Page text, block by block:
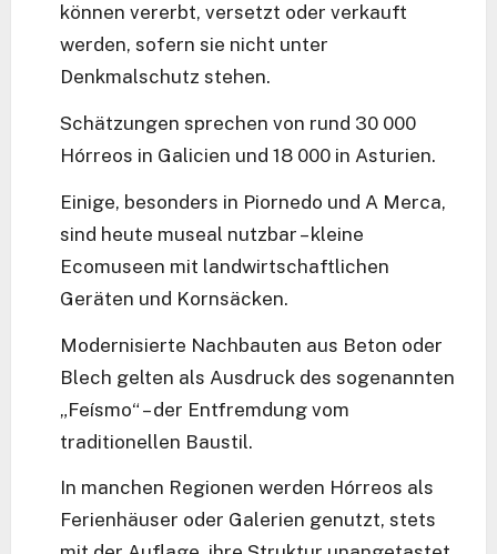
können vererbt, versetzt oder verkauft
werden, sofern sie nicht unter
Denkmalschutz stehen.
Schätzungen sprechen von rund 30 000
Hórreos in Galicien und 18 000 in Asturien.
Einige, besonders in Piornedo und A Merca,
sind heute museal nutzbar – kleine
Ecomuseen mit landwirtschaftlichen
Geräten und Kornsäcken.
Modernisierte Nachbauten aus Beton oder
Blech gelten als Ausdruck des sogenannten
„Feísmo“ – der Entfremdung vom
traditionellen Baustil.
In manchen Regionen werden Hórreos als
Ferienhäuser oder Galerien genutzt, stets